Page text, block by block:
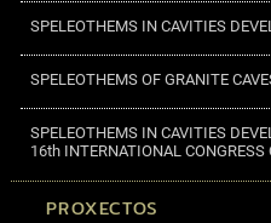
SPELEOTHEMS IN CAVITIES
SPELEOTHEMS OF GRANITE
SPELEOTHEMS IN CAVITIES
16th INTERNATIONAL CONGRESS
PROXECTOS